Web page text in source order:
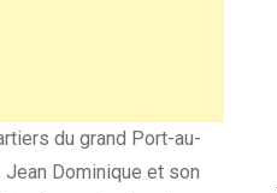
du grand Port-au-
Jean Dominique et son